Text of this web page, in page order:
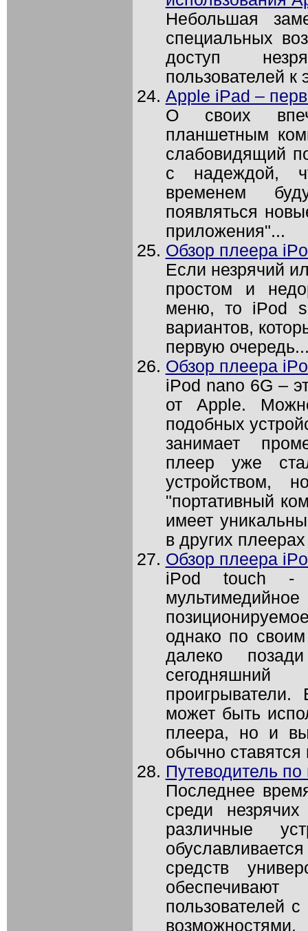
Небольшая
специальных
доступ
пользователей к
Apple iPad –
О своих
планшетным
слабовидящий
с надеждой,
временем
появляться
приложения"...
Обзор плеера
Если незрячий
простом и
меню, то iPod
вариантов,
первую
Обзор плеера
iPod nano 6G –
от Apple.
подобных
занимает
плеер уже
устройством,
"портативный
имеет
в других
Обзор плеера
iPod touch -
однако по
далеко
может быть
плеера, но и
обычно
Путеводитель по
Последнее
среди
различные
средств
пользователей